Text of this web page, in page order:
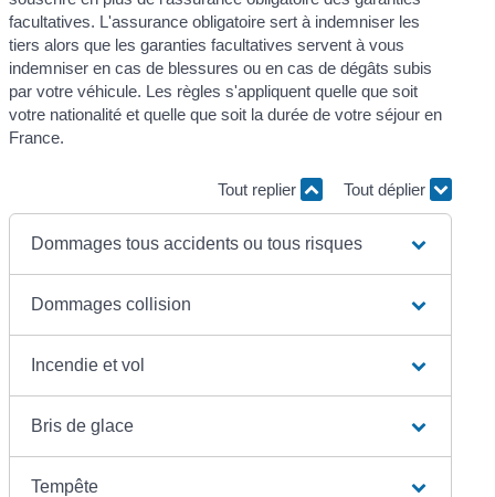
facultatives. L'assurance obligatoire sert à indemniser les
tiers alors que les garanties facultatives servent à vous
indemniser en cas de blessures ou en cas de dégâts subis
par votre véhicule. Les règles s'appliquent quelle que soit
votre nationalité et quelle que soit la durée de votre séjour en
France.
Tout replier Tout déplier
Dommages tous accidents ou tous risques
Dommages collision
Incendie et vol
Bris de glace
Tempête